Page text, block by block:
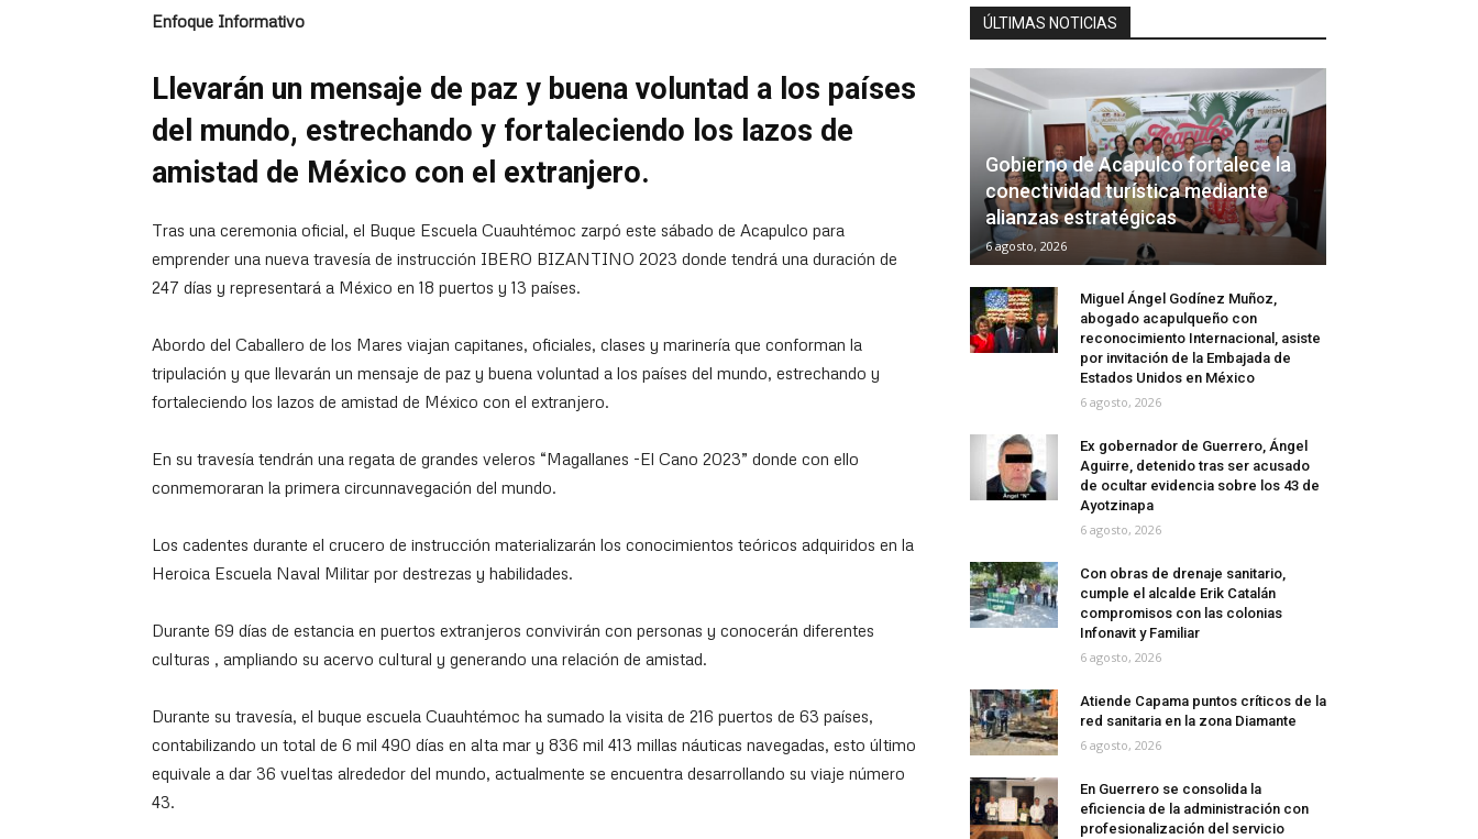
Enfoque Informativo
Llevarán un mensaje de paz y buena voluntad a los países
del mundo, estrechando y fortaleciendo los lazos de
amistad de México con el extranjero.
Tras una ceremonia oficial, el Buque Escuela Cuauhtémoc zarpó este sábado de Acapulco para
emprender una nueva travesía de instrucción IBERO BIZANTINO 2023 donde tendrá una duración de
247 días y representará a México en 18 puertos y 13 países.
Abordo del Caballero de los Mares viajan capitanes, oficiales, clases y marinería que conforman la
tripulación y que llevarán un mensaje de paz y buena voluntad a los países del mundo, estrechando y
fortaleciendo los lazos de amistad de México con el extranjero.
En su travesía tendrán una regata de grandes veleros “Magallanes -El Cano 2023” donde con ello
conmemoraran la primera circunnavegación del mundo.
Los cadentes durante el crucero de instrucción materializarán los conocimientos teóricos adquiridos en la
Heroica Escuela Naval Militar por destrezas y habilidades.
Durante 69 días de estancia en puertos extranjeros convivirán con personas y conocerán diferentes
culturas , ampliando su acervo cultural y generando una relación de amistad.
Durante su travesía, el buque escuela Cuauhtémoc ha sumado la visita de 216 puertos de 63 países,
contabilizando un total de 6 mil 490 días en alta mar y 836 mil 413 millas náuticas navegadas, esto último
equivale a dar 36 vueltas alrededor del mundo, actualmente se encuentra desarrollando su viaje número
43.
ÚLTIMAS NOTICIAS
Gobierno de Acapulco fortalece la
conectividad turística mediante
alianzas estratégicas
6 agosto, 2026
Miguel Ángel Godínez Muñoz,
abogado acapulqueño con
reconocimiento Internacional, asiste
por invitación de la Embajada de
Estados Unidos en México
6 agosto, 2026
Ex gobernador de Guerrero, Ángel
Aguirre, detenido tras ser acusado
de ocultar evidencia sobre los 43 de
Ayotzinapa
6 agosto, 2026
Con obras de drenaje sanitario,
cumple el alcalde Erik Catalán
compromisos con las colonias
Infonavit y Familiar
6 agosto, 2026
Atiende Capama puntos críticos de la
red sanitaria en la zona Diamante
6 agosto, 2026
En Guerrero se consolida la
eficiencia de la administración con
profesionalización del servicio